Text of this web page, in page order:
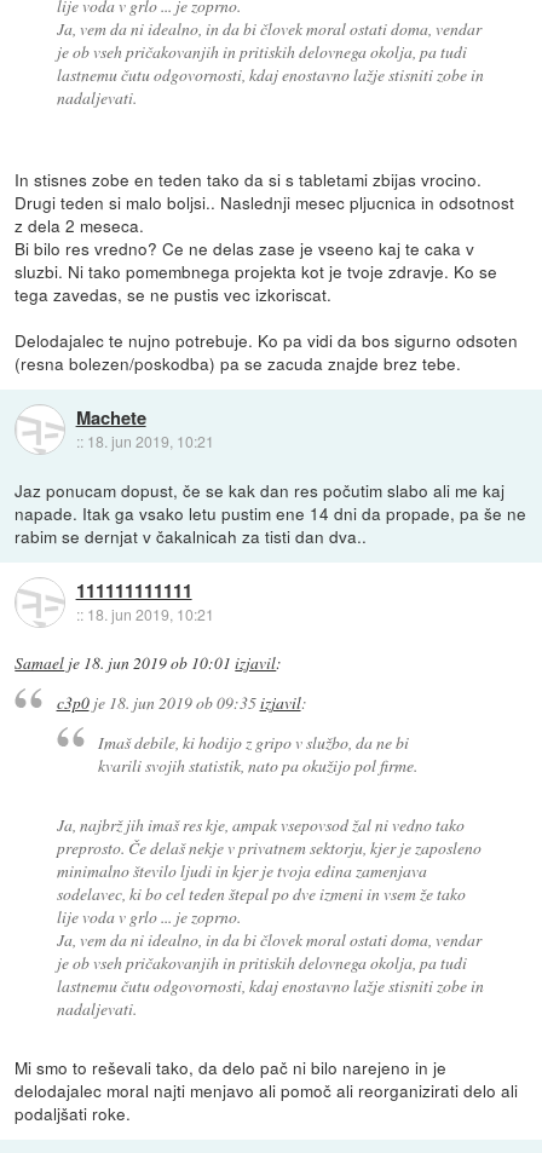
lije voda v grlo ... je zoprno.
Ja, vem da ni idealno, in da bi človek moral ostati doma, vendar
je ob vseh pričakovanjih in pritiskih delovnega okolja, pa tudi
lastnemu čutu odgovornosti, kdaj enostavno lažje stisniti zobe in
nadaljevati.
In stisnes zobe en teden tako da si s tabletami zbijas vrocino.
Drugi teden si malo boljsi.. Naslednji mesec pljucnica in odsotnost
z dela 2 meseca.
Bi bilo res vredno? Ce ne delas zase je vseeno kaj te caka v
sluzbi. Ni tako pomembnega projekta kot je tvoje zdravje. Ko se
tega zavedas, se ne pustis vec izkoriscat.
Delodajalec te nujno potrebuje. Ko pa vidi da bos sigurno odsoten
(resna bolezen/poskodba) pa se zacuda znajde brez tebe.
Machete
:: 18. jun 2019, 10:21
Jaz ponucam dopust, če se kak dan res počutim slabo ali me kaj
napade. Itak ga vsako letu pustim ene 14 dni da propade, pa še ne
rabim se dernjat v čakalnicah za tisti dan dva..
111111111111
:: 18. jun 2019, 10:21
Samael je 18. jun 2019 ob 10:01 izjavil:
c3p0je 18. jun 2019 ob 09:35izjavil:
Imaš debile, ki hodijo z gripo v službo, da ne bi
kvarili svojih statistik, nato pa okužijo pol firme.
Ja, najbrž jih imaš res kje, ampak vsepovsod žal ni vedno tako
preprosto. Če delaš nekje v privatnem sektorju, kjer je zaposleno
minimalno število ljudi in kjer je tvoja edina zamenjava
sodelavec, ki bo cel teden štepal po dve izmeni in vsem že tako
lije voda v grlo ... je zoprno.
Ja, vem da ni idealno, in da bi človek moral ostati doma, vendar
je ob vseh pričakovanjih in pritiskih delovnega okolja, pa tudi
lastnemu čutu odgovornosti, kdaj enostavno lažje stisniti zobe in
nadaljevati.
Mi smo to reševali tako, da delo pač ni bilo narejeno in je
delodajalec moral najti menjavo ali pomoč ali reorganizirati delo ali
podaljšati roke.